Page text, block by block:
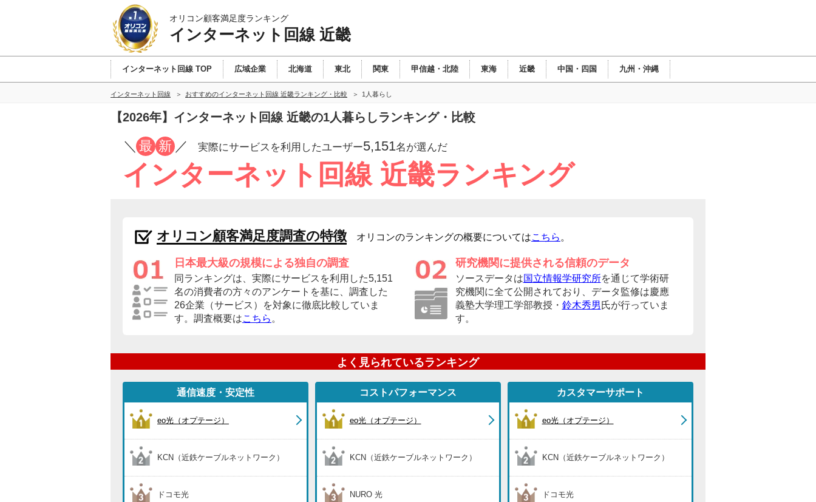
オリコン顧客満足度ランキング
インターネット回線 近畿
インターネット回線 TOP 広域企業 北海道 東北 関東 甲信越・北陸 東海 近畿 中国・四国 九州・沖縄
インターネット回線 おすすめのインターネット回線 近畿ランキング・比較 1人暮らし
【2026年】インターネット回線 近畿の1人暮らしランキング・比較
／ 最 新 ／ 実際にサービスを利用したユーザー5,151名が選んだ
インターネット回線 近畿ランキング
オリコン顧客満足度調査の特徴 オリコンのランキングの概要についてはこちら 。
日本最大級の規模による独自の調査
同ランキングは、実際にサービスを利用した5,151
名の消費者の方々のアンケートを基に、調査した
26企業（サービス）を対象に徹底比較していま
す。調査概要はこちら 。
研究機関に提供される信頼のデータ
ソースデータは国立情報学研究所を通じて学術研
究機関に全て公開されており、データ監修は慶應
義塾大学理工学部教授・ 鈴木秀男 氏が行っていま
す。
よく見られているランキング
通信速度・安定性
eo光（オプテージ）
KCN（近鉄ケーブルネットワーク）
ドコモ光
コストパフォーマンス
eo光（オプテージ）
KCN（近鉄ケーブルネットワーク）
NURO 光
カスタマーサポート
eo光（オプテージ）
KCN（近鉄ケーブルネットワーク）
ドコモ光